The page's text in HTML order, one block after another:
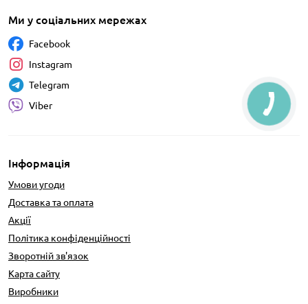
Інформація
Умови угоди
Доставка та оплата
Акції
Політика конфіденційності
Зворотній зв'язок
Карта сайту
Виробники
Ми у соціальних мережах
Facebook
Instagram
Telegram
Viber